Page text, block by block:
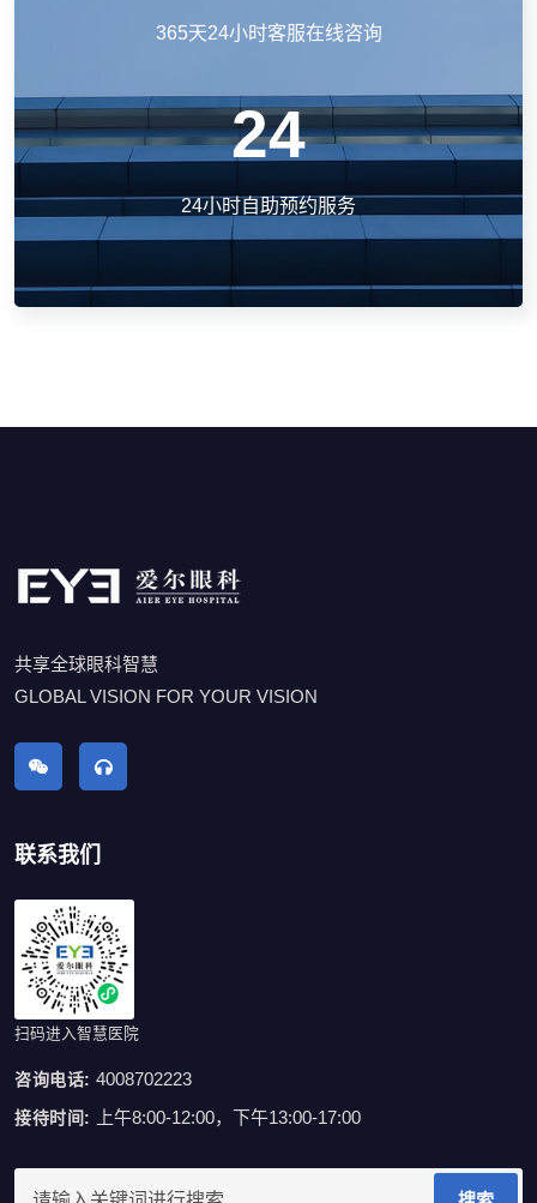
365天24小时客服在线咨询
24
24小时自助预约服务
共享全球眼科智慧
GLOBAL VISION FOR YOUR VISION
联系我们
扫码进入智慧医院
咨询电话: 4008702223
接待时间: 上午8:00-12:00，下午13:00-17:00